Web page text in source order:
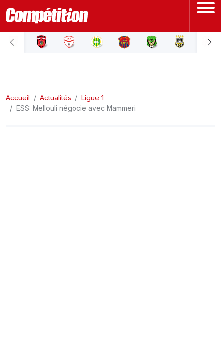
ACCUEIL
LIGUE 2
Accueil Actualités
Ligue 1
ESS: Mellouli négocie avec Mammeri